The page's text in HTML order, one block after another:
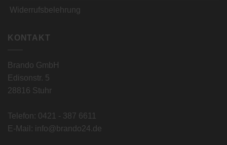
Widerrufsbelehrung
KONTAKT
Brando GmbH
Edisonstr. 5
28816 Stuhr
Telefon: 0421 - 387 6611
E-Mail: info@brando24.de